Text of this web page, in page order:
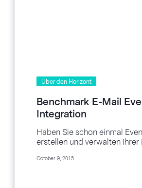
Über den Horizont
Benchmark E-Mail
Integration
Haben Sie schon einmal
erstellen und verwalten Ihrer
Teilnahme Ihrer Events
October 9, 2015